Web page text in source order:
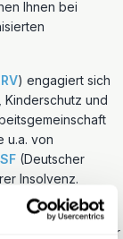
Ihnen bei
) engagiert sich
und
u.a. von
(Deutscher
Insolvenz.
eine positive
die Menschen vor